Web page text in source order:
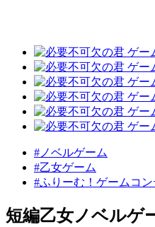
#ノベルゲーム
#乙女ゲーム
#ふりーむ！ゲームコ
短編乙女ノベルゲ